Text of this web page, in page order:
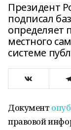
Президент
подписал
определяет
местного
системе
Документ
правовой